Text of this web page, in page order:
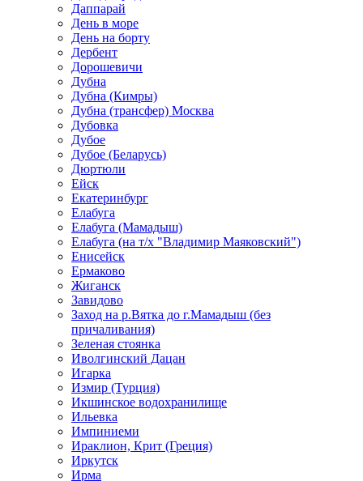
Даппарай
День в море
День на борту
Дербент
Дорошевичи
Дубна
Дубна (Кимры)
Дубна (трансфер) Москва
Дубовка
Дубое
Дубое (Беларусь)
Дюртюли
Ейск
Екатеринбург
Елабуга
Елабуга (Мамадыш)
Елабуга (на т/х "Владимир Маяковский")
Енисейск
Ермаково
Жиганск
Завидово
Заход на р.Вятка до г.Мамадыш (без
причаливания)
Зеленая стоянка
Иволгинский Дацан
Игарка
Измир (Турция)
Икшинское водохранилище
Ильевка
Импиниеми
Ираклион, Крит (Греция)
Иркутск
Ирма